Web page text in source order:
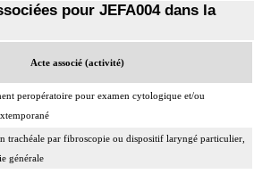
pour JEFA004 dans la
Acte associé (activité)
peropératoire pour examen cytologique et/ou
trachéale par fibroscopie ou dispositif laryngé particulier,
générale